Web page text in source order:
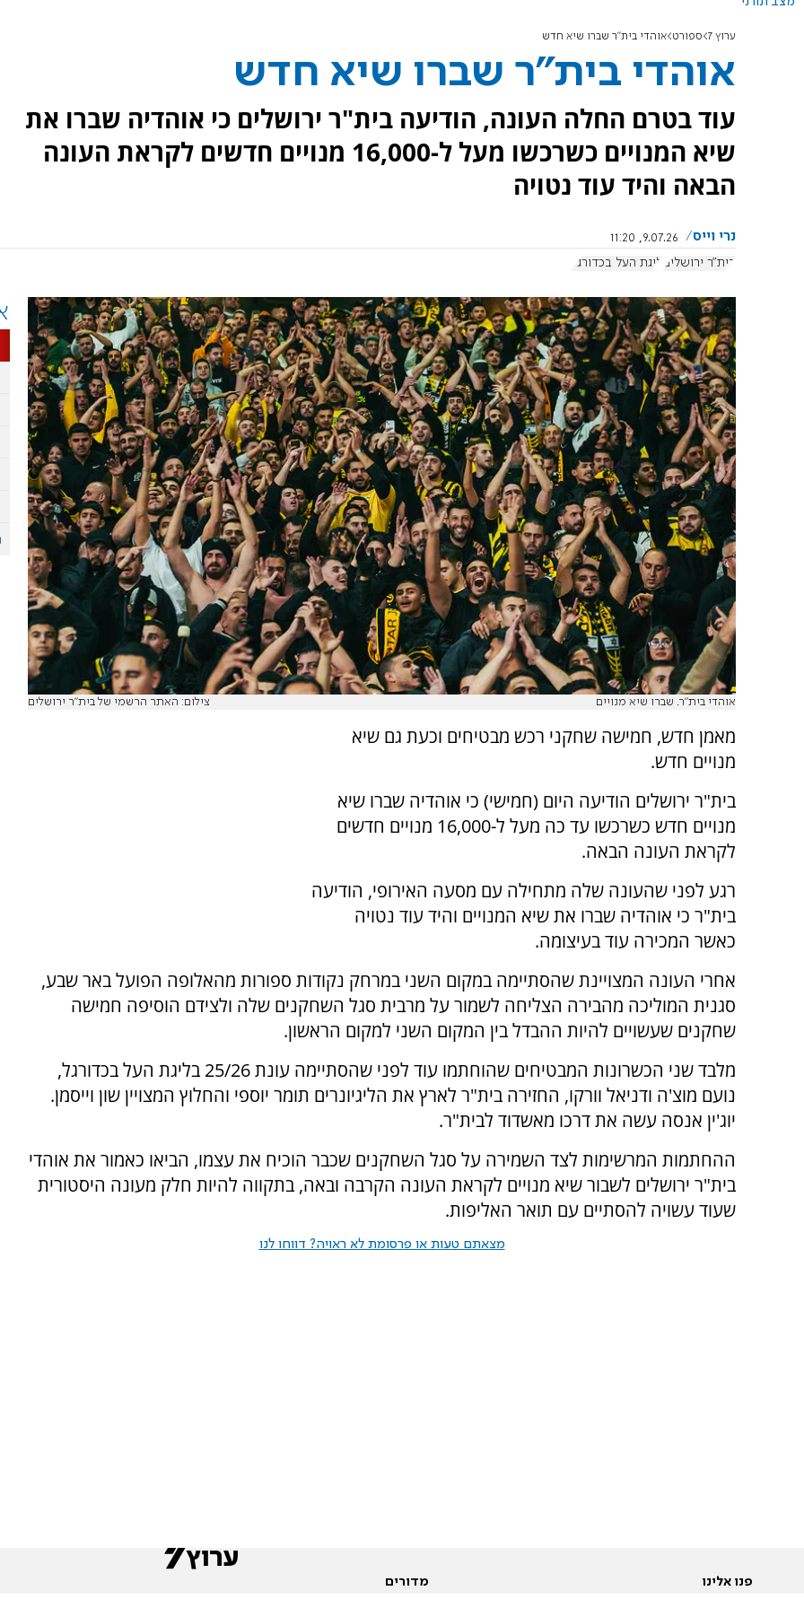
ערוץ 7 ספורט אוהדי בית"ר שברו שיא חדש
אוהדי בית"ר שברו שיא חדש
עוד בטרם החלה העונה, הודיעה בית"ר ירושלים כי אוהדיה שברו את
שיא המנויים כשרכשו מעל ל-16,000 מנויים חדשים לקראת העונה
הבאה והיד עוד נטויה
נרי וייס
9.07.26, 11:20
בית"ר ירושלים ליגת העל בכדורגל
אוהדי בית"ר. שברו שיא מנויים צילום: האתר הרשמי של בית"ר ירושלים
מאמן חדש, חמישה שחקני רכש מבטיחים וכעת גם שיא
מנויים חדש.
בית"ר ירושלים הודיעה היום (חמישי) כי אוהדיה שברו שיא
מנויים חדש כשרכשו עד כה מעל ל-16,000 מנויים חדשים
לקראת העונה הבאה.
רגע לפני שהעונה שלה מתחילה עם מסעה האירופי, הודיעה
בית"ר כי אוהדיה שברו את שיא המנויים והיד עוד נטויה
כאשר המכירה עוד בעיצומה.
אחרי העונה המצויינת שהסתיימה במקום השני במרחק נקודות ספורות מהאלופה הפועל באר שבע,
סגנית המוליכה מהבירה הצליחה לשמור על מרבית סגל השחקנים שלה ולצידם הוסיפה חמישה
שחקנים שעשויים להיות ההבדל בין המקום השני למקום הראשון.
מלבד שני הכשרונות המבטיחים שהוחתמו עוד לפני שהסתיימה עונת 25/26 בליגת העל בכדורגל,
נועם מוצ'ה ודניאל וורקו, החזירה בית"ר לארץ את הליגיונרים תומר יוספי והחלוץ המצויין שון וייסמן.
יוג'ין אנסה עשה את דרכו מאשדוד לבית"ר.
ההחתמות המרשימות לצד השמירה על סגל השחקנים שכבר הוכיח את עצמו, הביאו כאמור את אוהדי
בית"ר ירושלים לשבור שיא מנויים לקראת העונה הקרבה ובאה, בתקווה להיות חלק מעונה היסטורית
שעוד עשויה להסתיים עם תואר האליפות.
מצאתם טעות או פרסומת לא ראויה? דווחו לנו
פנו אלינו מדורים